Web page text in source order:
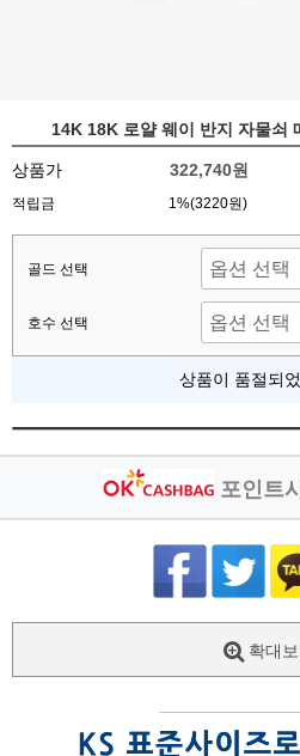
14K 18K 로얄 웨이 반지 자물쇠
상품가 322,740원
적립금 1%(3220원)
골드 선택
호수 선택
상품이 품절되
포인트
확대